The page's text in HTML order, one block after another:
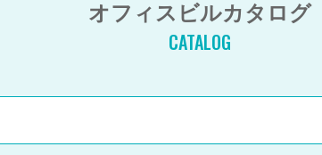
オフィスビルカタログ
CATALOG